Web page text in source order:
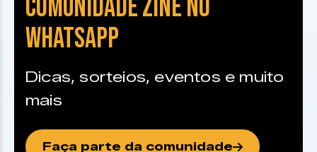
COMUNIDADE ZINE NO
WHATSAPP
Dicas, sorteios, eventos e muito
mais
Faça parte da comunidade